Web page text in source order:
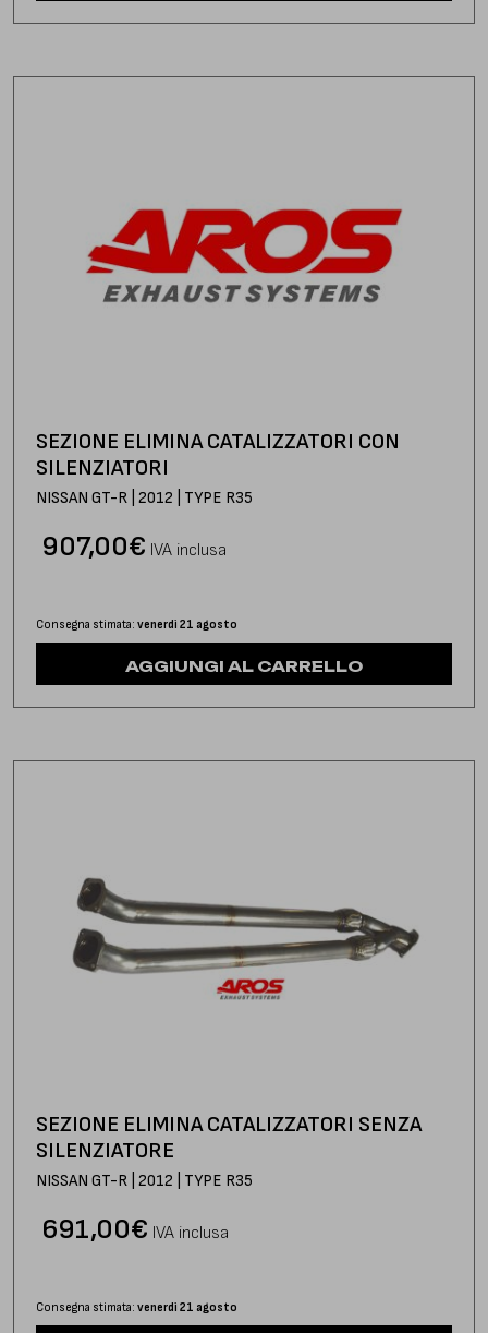
SEZIONE ELIMINA CATALIZZATORI CON
SILENZIATORI
NISSAN GT-R | 2012 | TYPE R35
€
907,00 IVA inclusa
Consegna stimata: venerdì 21 agosto
AGGIUNGI AL CARRELLO
SEZIONE ELIMINA CATALIZZATORI SENZA
SILENZIATORE
NISSAN GT-R | 2012 | TYPE R35
€
691,00 IVA inclusa
Consegna stimata: venerdì 21 agosto